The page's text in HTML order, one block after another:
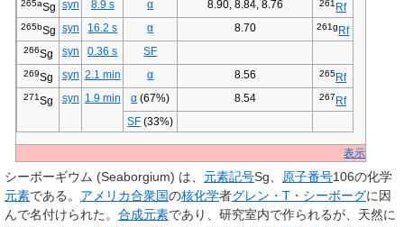
265aSg syn 8.9 s α 8.90, 8.84, 8.76 261 Rf
265bSg syn 16.2 s α 8.70 261g Rf
266Sg syn 0.36 s SF
269Sg syn 2.1 min α 8.56 265Rf
271Sg syn 1.9 min α (67%) 8.54 267 Rf
SF (33%)
表示
シーボーギウム (Seaborgium) は、 元素記号Sg 原子番号106の化学
元素である。 アメリカ合衆国の核化学者グレン・T・シーボーグに因
んで名付けられた。 合成元素であり、研究室内で作られるが、天然に